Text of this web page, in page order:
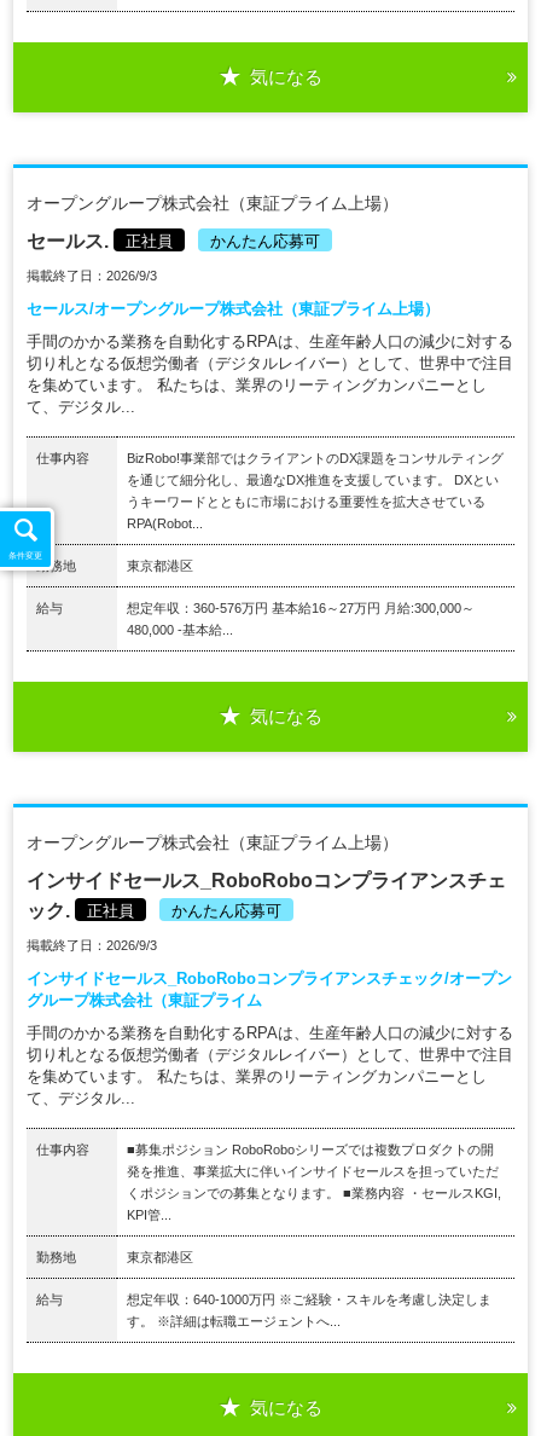
気になる
オープングループ株式会社（東証プライム上場）
セールス. 正社員 かんたん応募可
掲載終了日：2026/9/3
セールス/オープングループ株式会社（東証プライム上場）
手間のかかる業務を自動化するRPAは、生産年齢人口の減少に対する
切り札となる仮想労働者（デジタルレイバー）として、世界中で注目
を集めています。 私たちは、業界のリーティングカンパニーとし
て、デジタル...
仕事内容
BizRobo!事業部ではクライアントのDX課題をコンサルティング
を通じて細分化し、最適なDX推進を支援しています。 DXとい
うキーワードとともに市場における重要性を拡大させている
RPA(Robot...
勤務地 東京都港区
給与
想定年収：360-576万円 基本給16～27万円 月給:300,000～
480,000 ‐基本給...
気になる
オープングループ株式会社（東証プライム上場）
インサイドセールス_RoboRoboコンプライアンスチェ
ック.
正社員 かんたん応募可
掲載終了日：2026/9/3
インサイドセールス_RoboRoboコンプライアンスチェック/オープン
グループ株式会社（東証プライム
手間のかかる業務を自動化するRPAは、生産年齢人口の減少に対する
切り札となる仮想労働者（デジタルレイバー）として、世界中で注目
を集めています。 私たちは、業界のリーティングカンパニーとし
て、デジタル...
仕事内容
■募集ポジション RoboRoboシリーズでは複数プロダクトの開
発を推進、事業拡大に伴いインサイドセールスを担っていただ
くポジションでの募集となります。 ■業務内容 ・セールスKGI,
KPI管...
勤務地 東京都港区
給与
想定年収：640-1000万円 ※ご経験・スキルを考慮し決定しま
す。 ※詳細は転職エージェントへ...
気になる
条件変更